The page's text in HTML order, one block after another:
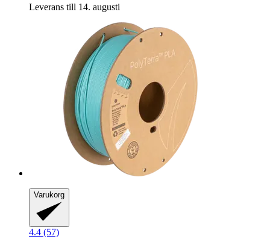
Leverans till 14. augusti
Varukorg
4.4 (57)